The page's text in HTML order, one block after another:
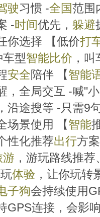
驶习惯 -全国范围
-时间优先， 躲避
你选择 【低价打
型智能比价 ，
安全陪伴 【智能
，全局交互 -喊"
，沿途搜等 -只需9
场景使用 【智能
性化推荐出行方
游 ，游玩路线推荐
体验 ，让你玩转
子狗会持续使用
GPS连接，会影